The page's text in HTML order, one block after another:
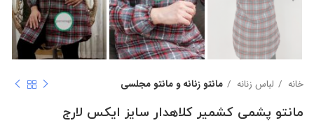
خانه لباس زنانه مانتو زنانه و مانتو مجلسی
مانتو پشمی کشمیر کلاهدار سایز ایکس لارج